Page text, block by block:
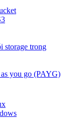
storage trong
you go (PAYG)